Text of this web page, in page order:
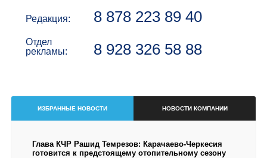
Редакция: 8 878 223 89 40
Отдел
рекламы:
8 928 326 58 88
ИЗБРАННЫЕ НОВОСТИ НОВОСТИ КОМПАНИИ
Глава КЧР Рашид Темрезов: Карачаево-Черкесия
готовится к предстоящему отопительному сезону